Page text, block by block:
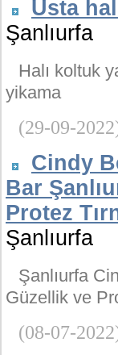
Usta
Şanlıurfa
Halı koltuk
yikama
(29-09-
Cindy
Bar
Protez
Şanlıurfa
Şanlıurfa
Güzellik ve
(08-07-